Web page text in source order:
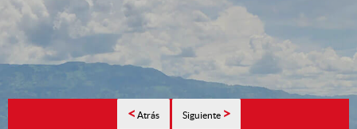
< Atrás Siguiente >